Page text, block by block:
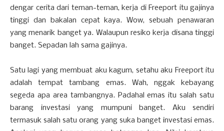
dengar cerita dari teman-teman, kerja di Freeport itu gajinya
tinggi dan bakalan cepat kaya. Wow, sebuah penawaran
yang menarik banget ya. Walaupun resiko kerja disana tinggi
banget. Sepadan lah sama gajinya.
Satu lagi yang membuat aku kagum, setahu aku Freeport itu
adalah tempat tambang emas. Wah, nggak kebayang
segeda apa area tambangnya. Padahal emas itu salah satu
barang investasi yang mumpuni banget. Aku sendiri
termasuk salah satu orang yang suka banget investasi emas.